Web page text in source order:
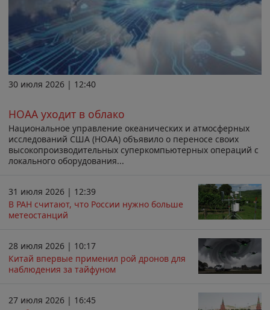
30 июля 2026 | 12:40
НОАА уходит в облако
Национальное управление океанических и атмосферных
исследований США (НОАА) объявило о переносе своих
высокопроизводительных суперкомпьютерных операций с
локального оборудования...
31 июля 2026 | 12:39
В РАН считают, что России нужно больше
метеостанций
28 июля 2026 | 10:17
Китай впервые применил рой дронов для
наблюдения за тайфуном
27 июля 2026 | 16:45